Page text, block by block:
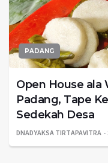
PADANG
Open House ala
Padang, Tape
Sedekah Desa
DNADYAKSA TIRTAPAVITRA